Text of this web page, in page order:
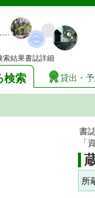
索結果書誌詳細
検索 貸出・
書
「
所